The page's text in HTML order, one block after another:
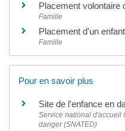
Placement volontaire
Famille
Placement d'un
Famille
Pour en savoir plus
Site de l'enfance en
Service national d'accueil
danger (SNATED)